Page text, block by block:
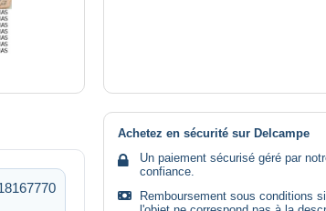
Achetez en sécurité sur Delcampe
Un paiement sécurisé géré par
confiance.
Remboursement sous conditions